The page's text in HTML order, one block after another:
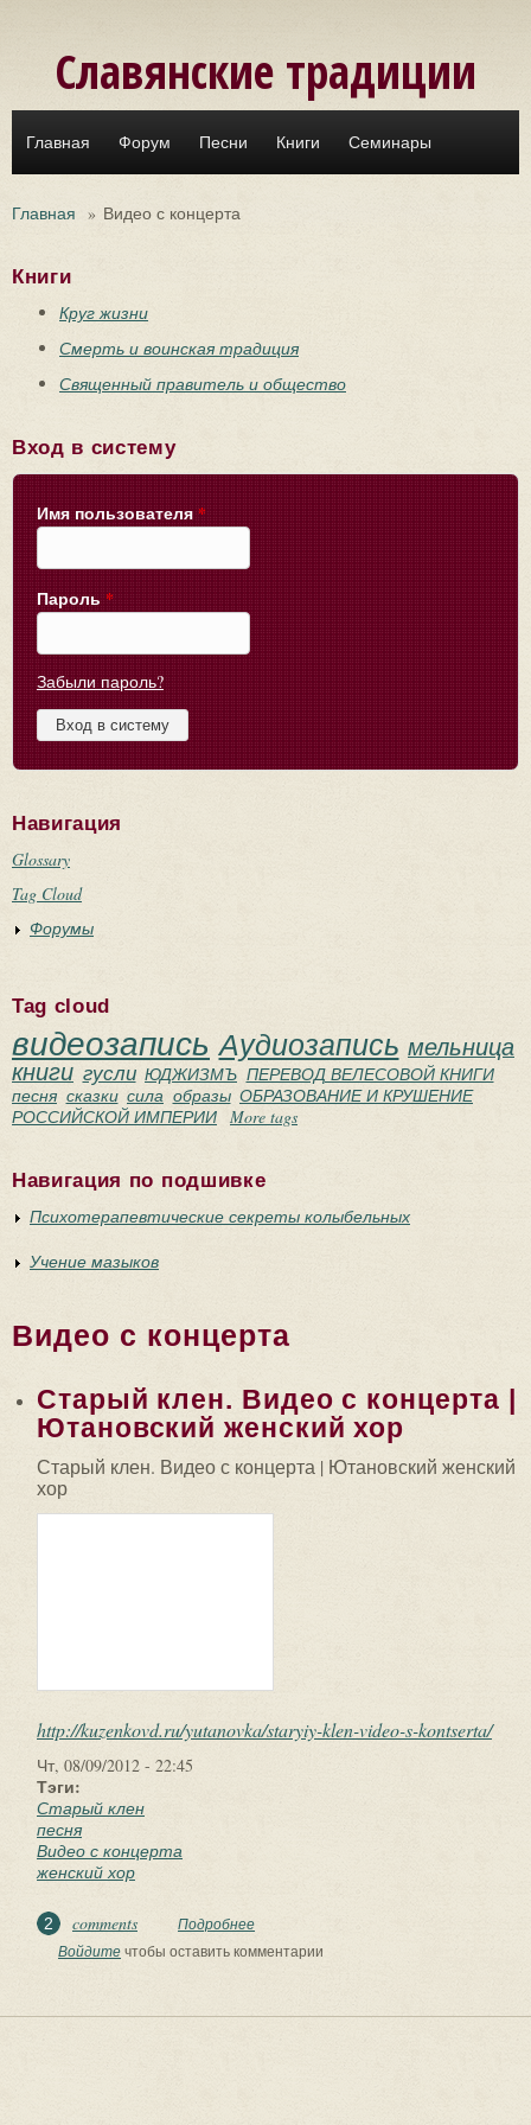
Славянские традиции
Главная Форум Песни Книги Семинары
Главная » Видео с концерта
Книги
Круг жизни
Смерть и воинская традиция
Священный правитель и общество
Вход в систему
Имя пользователя *
Пароль *
Забыли пароль?
Навигация
Glossary
Tag Cloud
Форумы
Tag cloud
видеозапись Аудиозапись мельница
книги гусли ЮДЖИЗМЪ ПЕРЕВОД ВЕЛЕСОВОЙ КНИГИ
песня сказки сила образы ОБРАЗОВАНИЕ И КРУШЕНИЕ
РОССИЙСКОЙ ИМПЕРИИ More tags
Навигация по подшивке
Психотерапевтические секреты колыбельных
Учение мазыков
Видео с концерта
Старый клен. Видео с концерта |
Ютановский женский хор
Старый клен. Видео с концерта | Ютановский женский
хор
http://kuzenkovd.ru/yutanovka/staryiy-klen-video-s-kontserta/
Чт, 08/09/2012 - 22:45
Тэги:
Старый клен
песня
Видео с концерта
женский хор
2 comments Подробнее
Ютановский женский хор
Войдитечтобы оставить комментарии